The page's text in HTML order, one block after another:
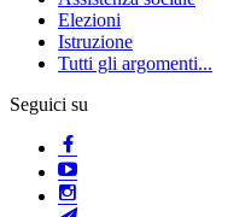
Elezioni
Istruzione
Tutti gli argomenti...
Seguici su